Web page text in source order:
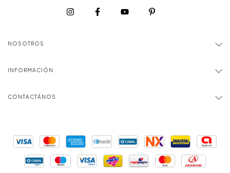
NOSOTROS
INFORMACIÓN
CONTACTÁNOS